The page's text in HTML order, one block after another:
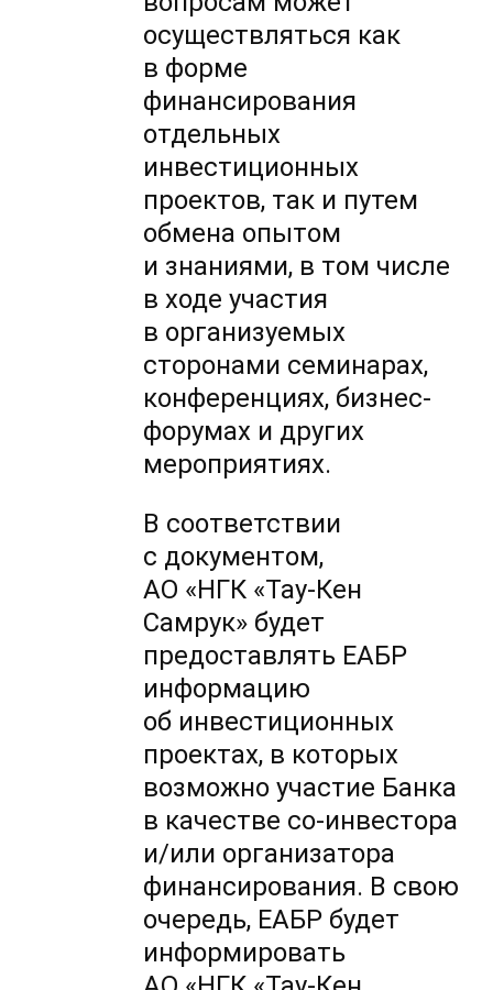
осуществляться как
в форме
финансирования
отдельных
инвестиционных
проектов, так и путем
обмена опытом
и знаниями, в том числе
в ходе участия
в организуемых
сторонами семинарах,
конференциях, бизнес-
форумах и других
мероприятиях.
В соответствии
с документом,
АО «НГК «Тау-Кен
Самрук» будет
предоставлять ЕАБР
информацию
об инвестиционных
проектах, в которых
возможно участие Банка
в качестве со-инвестора
и/или организатора
финансирования. В свою
очередь, ЕАБР будет
информировать